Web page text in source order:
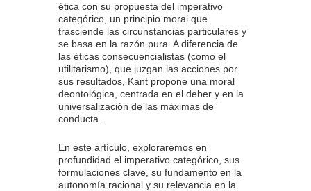
ética con su propuesta del imperativo
categórico, un principio moral que
trasciende las circunstancias particulares y
se basa en la razón pura. A diferencia de
las éticas consecuencialistas (como el
utilitarismo), que juzgan las acciones por
sus resultados, Kant propone una moral
deontológica, centrada en el deber y en la
universalización de las máximas de
conducta.
En este artículo, exploraremos en
profundidad el imperativo categórico, sus
formulaciones clave, su fundamento en la
autonomía racional y su relevancia en la